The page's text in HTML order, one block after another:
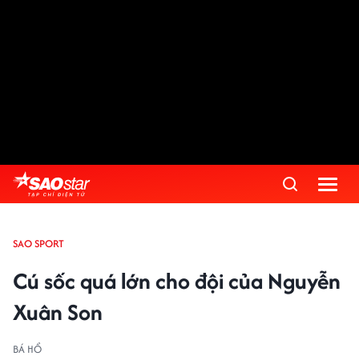
SAO SPORT
Cú sốc quá lớn cho đội của Nguyễn
Xuân Son
BÁ HỔ